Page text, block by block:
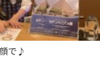
で♪